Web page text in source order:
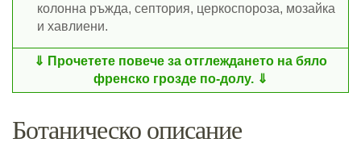
колонна ръжда, септория, церкоспороза, мозайка
и хавлиени.
Прочетете повече за отглеждането на бяло
френско грозде по-долу.
Ботаническо описание